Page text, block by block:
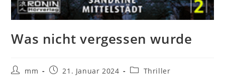
Was nicht vergessen wurde
mm 21. Januar 2024 Thriller